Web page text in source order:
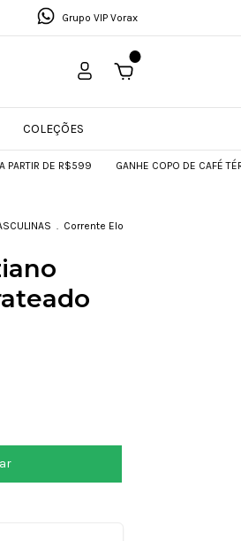
Grupo VIP Vorax
COLEÇÕES
GANHE COPO DE CAFÉ TÉRMICO
. Corrente Elo